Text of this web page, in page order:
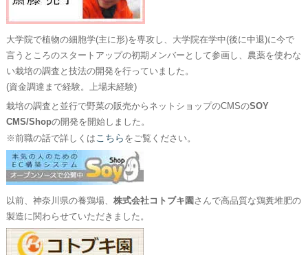
大学院で植物の細胞学(主に形)を専攻し、大学院在学中(後に中退)に今で
言うところのスタートアップの初期メンバーとして参画し、農薬を使わな
い栽培の調査と技法の開発を行っていました。
(資金調達まで経験。上場未経験)
栽培の調査と並行で野菜の販売からネットショップのCMSのSOY
CMS/Shopの開発を開始しました。
※前職の話で詳しくはこちら をご覧ください。
以前、神奈川県の養鶏場、 株式会社コトブキ園 さんで高品質な鶏糞堆肥の
製造に関わらせていただきました。